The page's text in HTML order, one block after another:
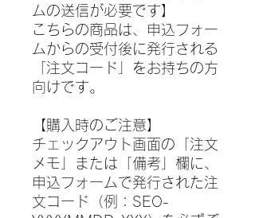
ムの送信が必要です】
こちらの商品は、申込フォー
ムからの受付後に発行される
「注文コード」をお持ちの方
向けです。
【購入時のご注意】
チェックアウト画面の「注文
メモ」または「備考」欄に、
申込フォームで発行された注
文コード（例：SEO-